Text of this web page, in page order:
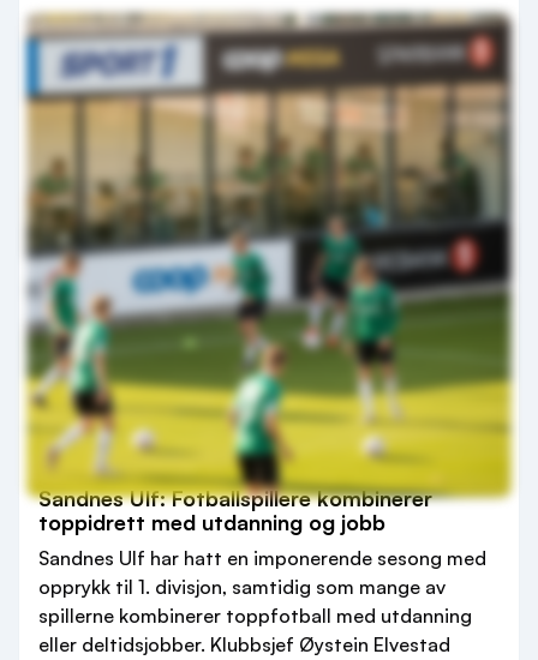
Sandnes Ulf: Fotballspillere kombinerer
toppidrett med utdanning og jobb
Sandnes Ulf har hatt en imponerende sesong med
opprykk til 1. divisjon, samtidig som mange av
spillerne kombinerer toppfotball med utdanning
eller deltidsjobber. Klubbsjef Øystein Elvestad